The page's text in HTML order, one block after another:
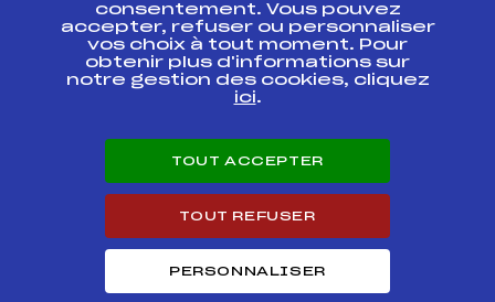
Pôle Développement, Formation, Suivi
Scientifique
Listes ministérielles
Pôle vie de l’athlète
Enseignement professionnel
Carrières
consentement. Vous pouvez
accepter, refuser ou personnaliser
vos choix à tout moment. Pour
obtenir plus d'informations sur
notre gestion des cookies, cliquez
ici.
TOUT ACCEPTER
TOUT REFUSER
PERSONNALISER